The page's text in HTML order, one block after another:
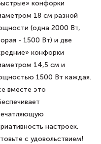
конфорки
18 см разной
(одна 2000 Вт,
- 1500 Вт) и две
конфорки
14,5 см и
1500 Вт каждая.
вместе это
настроек.
с удовольствием!